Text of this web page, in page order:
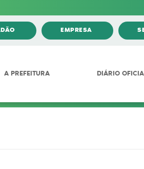
EMPRESA
A PREFEITURA DIÁRIO